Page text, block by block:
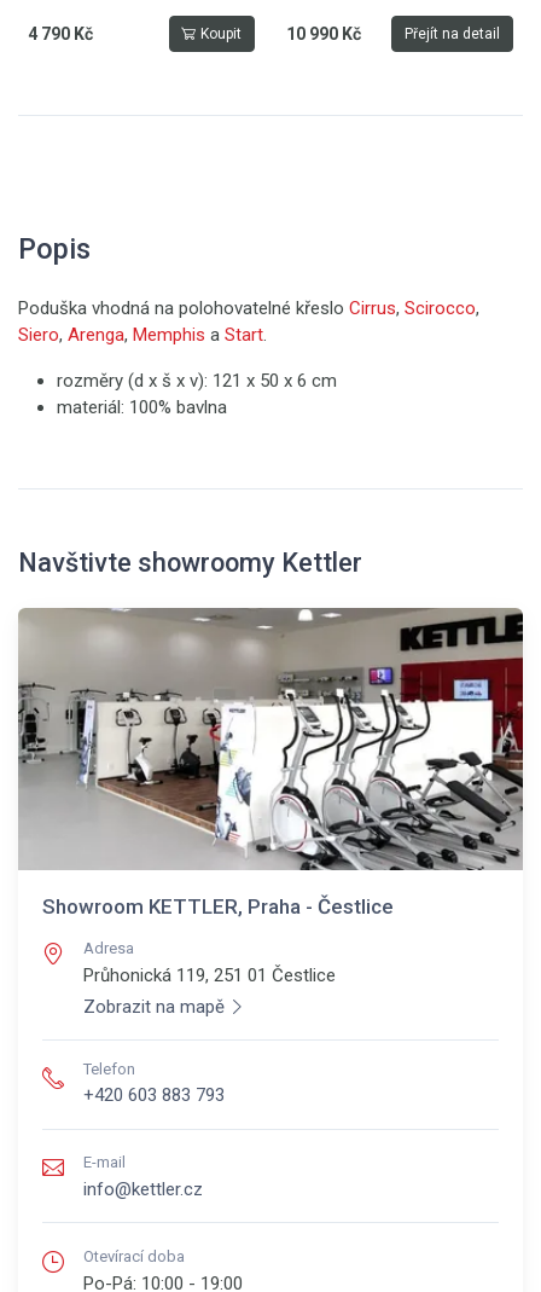
4 790 Kč Koupit 10 990 Kč Přejít na detail
Popis
Poduška vhodná na polohovatelné křeslo Cirrus, Scirocco,
Siero, Arenga, Memphis a Start.
rozměry (d x š x v): 121 x 50 x 6 cm
materiál: 100% bavlna
Navštivte showroomy Kettler
Showroom KETTLER, Praha - Čestlice
Adresa
Průhonická 119, 251 01 Čestlice
Zobrazit na mapě
Telefon
+420 603 883 793
E-mail
info@kettler.cz
Otevírací doba
Po-Pá: 10:00 - 19:00